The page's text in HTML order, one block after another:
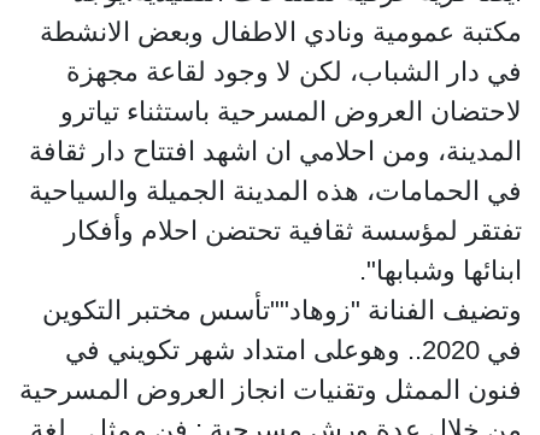
مكتبة عمومية ونادي الاطفال وبعض الانشطة
في دار الشباب، لكن لا وجود لقاعة مجهزة
لاحتضان العروض المسرحية باستثناء تياترو
المدينة، ومن احلامي ان اشهد افتتاح دار ثقافة
في الحمامات، هذه المدينة الجميلة والسياحية
تفتقر لمؤسسة ثقافية تحتضن احلام وأفكار
ابنائها وشبابها".
وتضيف الفنانة "زوهاد""تأسس مختبر التكوين
في 2020.. وهوعلى امتداد شهر تكويني في
فنون الممثل وتقنيات انجاز العروض المسرحية